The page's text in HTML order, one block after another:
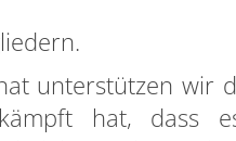
unterstützen wir
hat, dass